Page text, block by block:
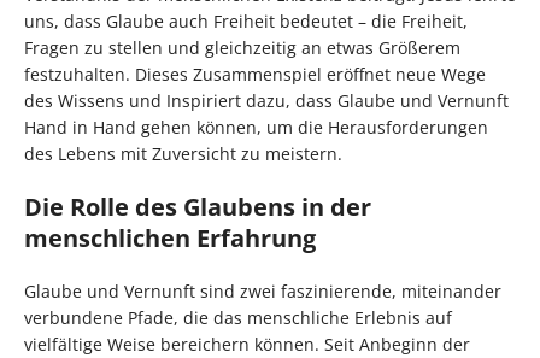
uns, dass Glaube auch Freiheit bedeutet – die Freiheit,
Fragen zu stellen und gleichzeitig an etwas Größerem
festzuhalten. Dieses Zusammenspiel eröffnet neue Wege
des Wissens und Inspiriert dazu, dass Glaube und Vernunft
Hand in Hand gehen können, um die Herausforderungen
des Lebens mit Zuversicht zu meistern.
Die Rolle des Glaubens in der
menschlichen Erfahrung
Glaube und Vernunft sind zwei faszinierende, miteinander
verbundene Pfade, die das menschliche Erlebnis auf
vielfältige Weise bereichern können. Seit Anbeginn der